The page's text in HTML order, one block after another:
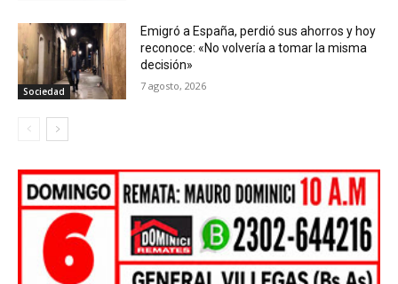
Sociedad
Emigró a España, perdió sus ahorros y hoy
reconoce: «No volvería a tomar la misma
decisión»
7 agosto, 2026